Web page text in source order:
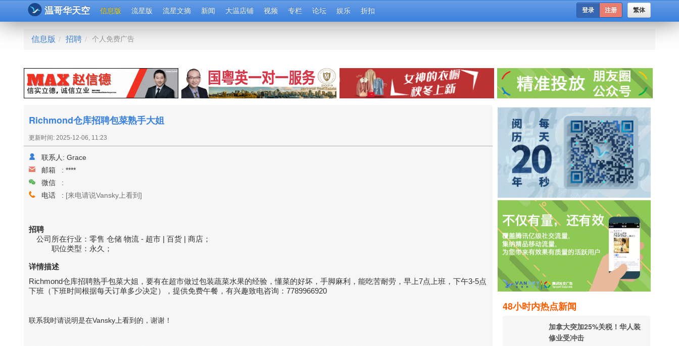
温哥华天空 信息版 流星版 流星文摘 新闻 大温店铺 视频 专栏 论坛 娱乐 折扣 繁体
登录 注册
信息版 / 招聘 / 个人免费广告
48小时内热点新闻
加拿大突加25%关税！华人装
修业受冲击
Richmond仓库招聘包菜熟手大姐
更新时间: 2025-12-06, 11:23
联系人: Grace
邮箱 : ****
微信 :
电话 : [来电请说Vansky上看到]
招聘
公司所在行业： 零售 仓储 物流 - 超市 | 百货 | 商店；
职位类型： 永久；
详情描述
Richmond仓库招聘熟手包菜大姐，要有在超市做过包装蔬菜水果的经验，懂菜的好坏，手脚麻利，能吃苦耐劳，早上7点上班，下午3-5点
下班（下班时间根据每天订单多少决定），提供免费午餐，有兴趣致电咨询：7789966920
联系我时请说明是在Vansky上看到的，谢谢！